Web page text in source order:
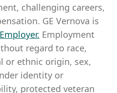
challenging careers,
GE Vernova is
. Employment
regard to race,
or ethnic origin, sex,
identity or
protected veteran